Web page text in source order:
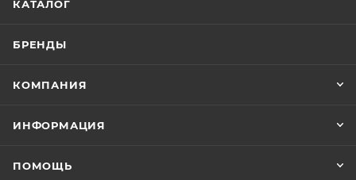
КАТАЛОГ
БРЕНДЫ
КОМПАНИЯ
ИНФОРМАЦИЯ
ПОМОЩЬ